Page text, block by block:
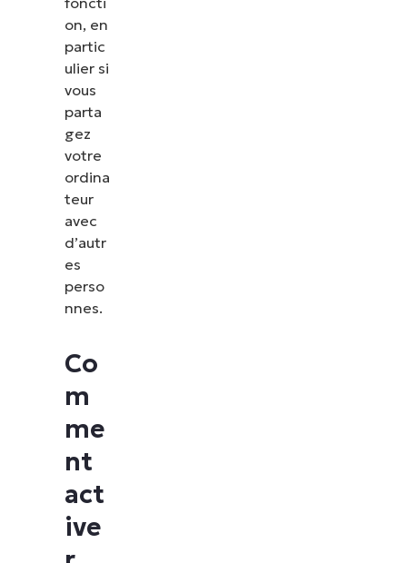
on, en
partic
ulier si
vous
parta
gez
votre
ordina
teur
avec
d’autr
es
perso
nnes.
Co
m
me
nt
act
ive